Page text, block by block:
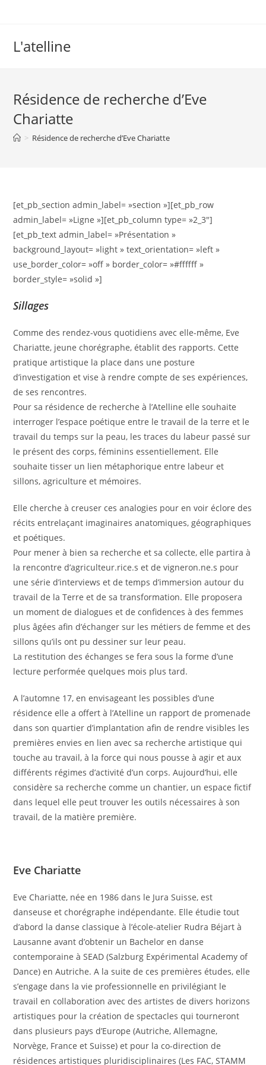
L'atelline
Résidence de recherche d’Eve
Chariatte
> Résidence de recherche d’Eve Chariatte
[et_pb_section admin_label= »section »][et_pb_row
admin_label= »Ligne »][et_pb_column type= »2_3″]
[et_pb_text admin_label= »Présentation »
background_layout= »light » text_orientation= »left »
use_border_color= »off » border_color= »#ffffff »
border_style= »solid »]
Sillages
Comme des rendez-vous quotidiens avec elle-même, Eve
Chariatte, jeune chorégraphe, établit des rapports. Cette
pratique artistique la place dans une posture
d’investigation et vise à rendre compte de ses expériences,
de ses rencontres.
Pour sa résidence de recherche à l’Atelline elle souhaite
interroger l’espace poétique entre le travail de la terre et le
travail du temps sur la peau, les traces du labeur passé sur
le présent des corps, féminins essentiellement. Elle
souhaite tisser un lien métaphorique entre labeur et
sillons, agriculture et mémoires.
Elle cherche à creuser ces analogies pour en voir éclore des
récits entrelaçant imaginaires anatomiques, géographiques
et poétiques.
Pour mener à bien sa recherche et sa collecte, elle partira à
la rencontre d’agriculteur.rice.s et de vigneron.ne.s pour
une série d’interviews et de temps d’immersion autour du
travail de la Terre et de sa transformation. Elle proposera
un moment de dialogues et de confidences à des femmes
plus âgées afin d’échanger sur les métiers de femme et des
sillons qu’ils ont pu dessiner sur leur peau.
La restitution des échanges se fera sous la forme d’une
lecture performée quelques mois plus tard.
A l’automne 17, en envisageant les possibles d’une
résidence elle a offert à l’Atelline un rapport de promenade
dans son quartier d’implantation afin de rendre visibles les
premières envies en lien avec sa recherche artistique qui
touche au travail, à la force qui nous pousse à agir et aux
différents régimes d’activité d’un corps. Aujourd’hui, elle
considère sa recherche comme un chantier, un espace fictif
dans lequel elle peut trouver les outils nécessaires à son
travail, de la matière première.
Eve Chariatte
Eve Chariatte, née en 1986 dans le Jura Suisse, est
danseuse et chorégraphe indépendante. Elle étudie tout
d’abord la danse classique à l’école-atelier Rudra Béjart à
Lausanne avant d’obtenir un Bachelor en danse
contemporaine à SEAD (Salzburg Expérimental Academy of
Dance) en Autriche. A la suite de ces premières études, elle
s’engage dans la vie professionnelle en privilégiant le
travail en collaboration avec des artistes de divers horizons
artistiques pour la création de spectacles qui tourneront
dans plusieurs pays d’Europe (Autriche, Allemagne,
Norvège, France et Suisse) et pour la co-direction de
résidences artistiques pluridisciplinaires (Les FAC, STAMM